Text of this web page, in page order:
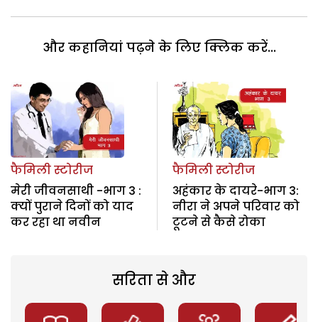
और कहानियां पढ़ने के लिए क्लिक करें...
फैमिली स्टोरीज
मेरी जीवनसाथी -भाग 3 :
क्यों पुराने दिनों को याद
कर रहा था नवीन
फैमिली स्टोरीज
अहंकार के दायरे-भाग 3:
नीरा ने अपने परिवार को
टूटने से कैसे रोका
सरिता से और